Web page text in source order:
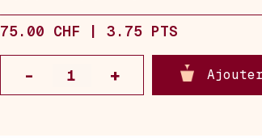
75.00 CHF | 3.75 PTS
Ajouter